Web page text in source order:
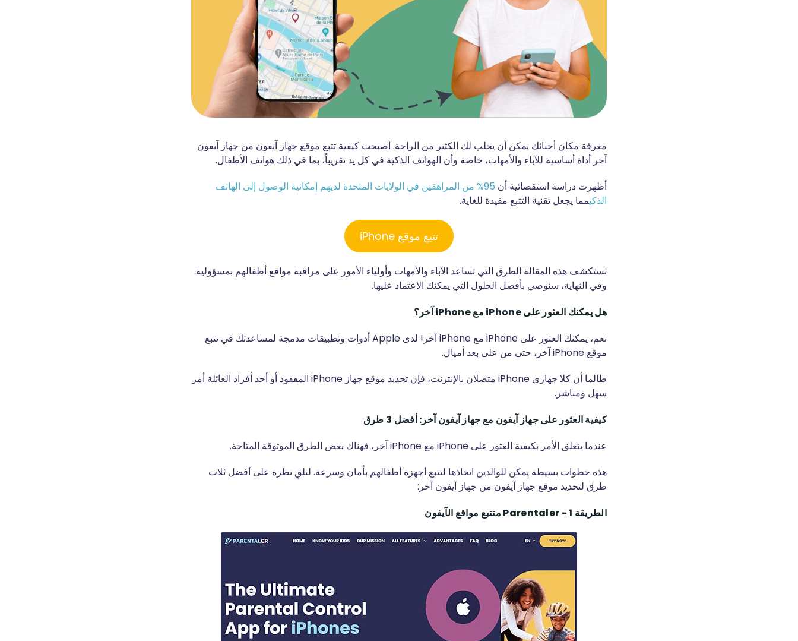
معرفة مكان أحبائك يمكن أن يجلب لك الكثير من الراحة. أصبحت كيفية تتبع موقع جهاز آيفون من جهاز آيفون
آخر أداة أساسية للآباء والأمهات، خاصة وأن الهواتف الذكية في كل يد تقريباً، بما في ذلك هواتف الأطفال.
أظهرت دراسة استقصائية أن
95% من المراهقين في الولايات المتحدة لديهم إمكانية الوصول إلى الهاتف
الذكيمما يجعل تقنية التتبع مفيدة للغاية.
تتبع موقع iPhone
تستكشف هذه المقالة الطرق التي تساعد الآباء والأمهات وأولياء الأمور على مراقبة مواقع أطفالهم بمسؤولية.
وفي النهاية، سنوصي بأفضل الحلول التي يمكنك الاعتماد عليها.
هل يمكنك العثور على iPhone مع iPhone آخر؟
نعم، يمكنك العثور على iPhone مع iPhone آخر! لدى Apple أدوات وتطبيقات مدمجة لمساعدتك في تتبع
موقع iPhone آخر، حتى من على بعد أميال.
طالما أن كلا جهازي iPhone متصلان بالإنترنت، فإن تحديد موقع جهاز iPhone المفقود أو أحد أفراد العائلة أمر
سهل ومباشر.
كيفية العثور على جهاز آيفون مع جهاز آيفون آخر: أفضل 3 طرق
عندما يتعلق الأمر بكيفية العثور على iPhone مع iPhone آخر، فهناك بعض الطرق الموثوقة المتاحة.
هذه خطوات بسيطة يمكن للوالدين اتخاذها لتتبع أجهزة أطفالهم بأمان وسرعة. لنلقِ نظرة على أفضل ثلاث
طرق لتحديد موقع جهاز آيفون من جهاز آيفون آخر:
الطريقة 1 - Parentaler متتبع مواقع الآيفون